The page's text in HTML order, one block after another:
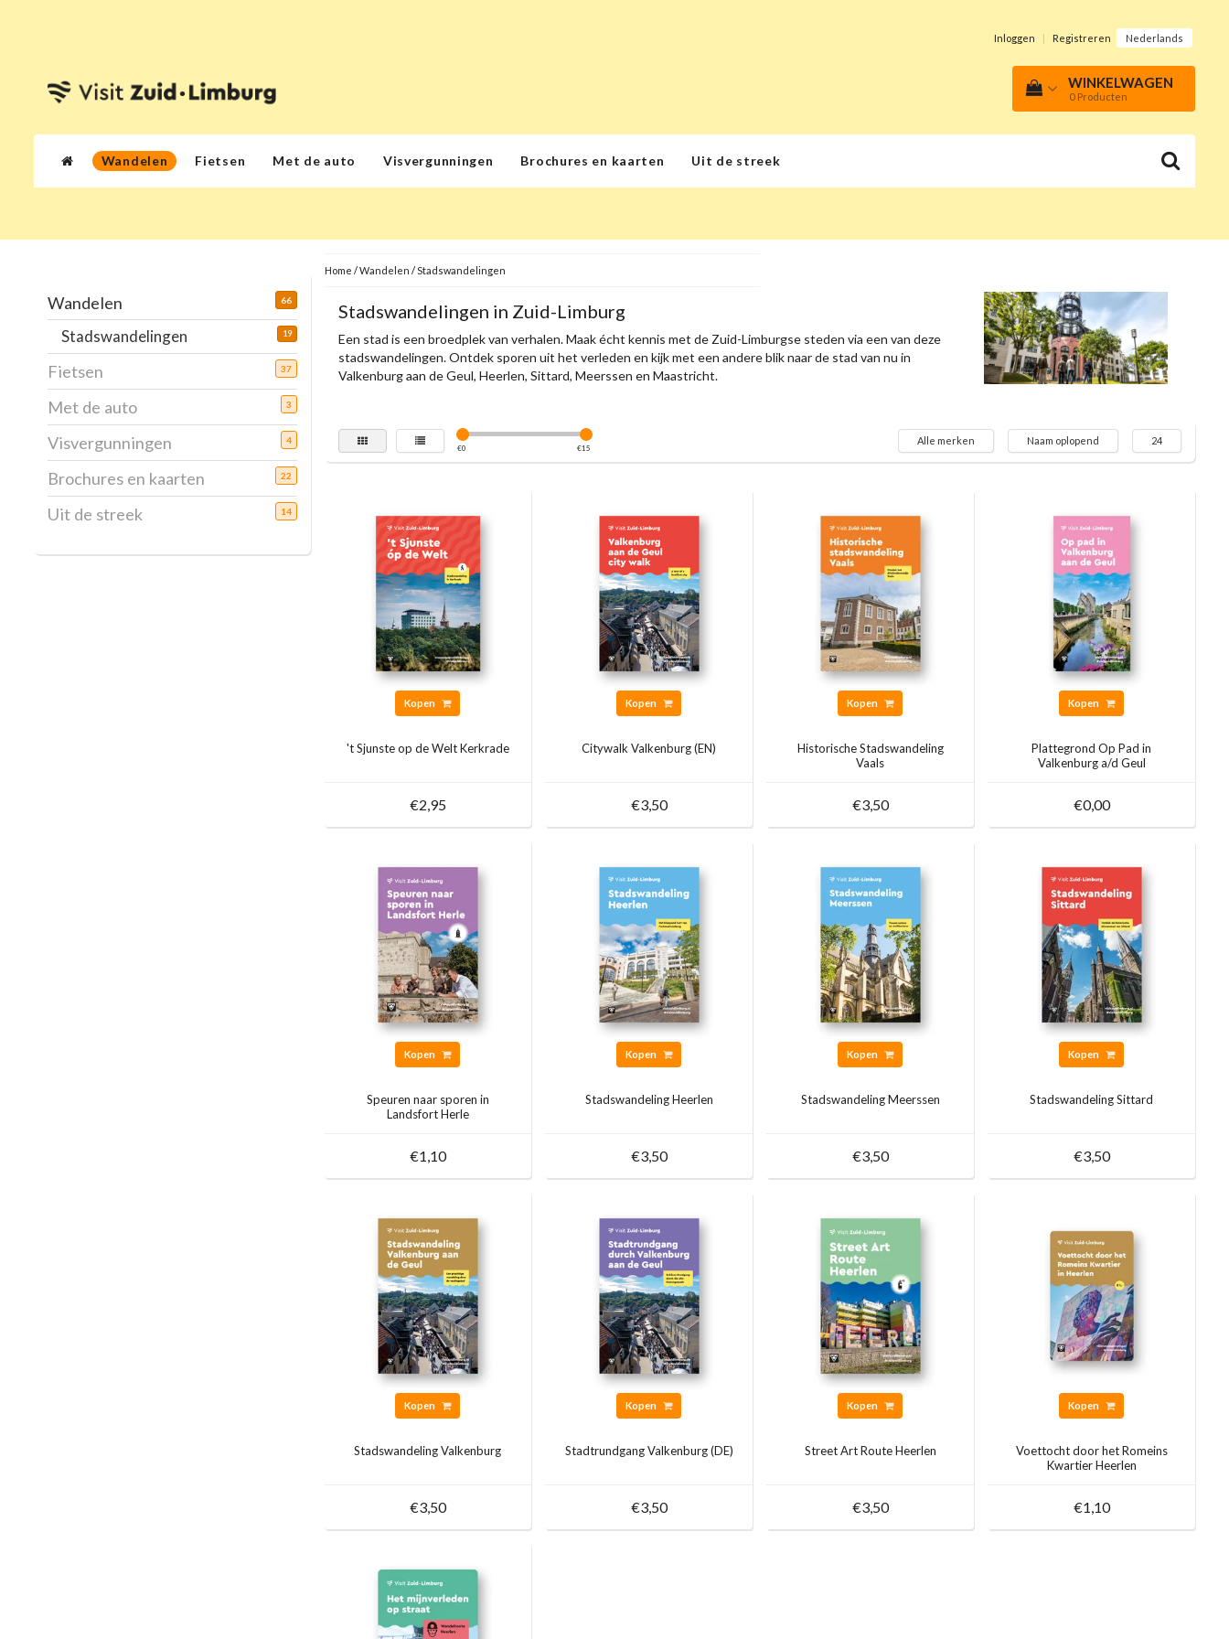
Inloggen | Registreren Nederlands
WINKELWAGEN
0 Producten
Wandelen Fietsen Met de auto Visvergunningen Brochures en kaarten Uit de streek
Wandelen 66
Stadswandelingen 19
Fietsen 37
Met de auto 3
Visvergunningen 4
Brochures en kaarten 22
Uit de streek 14
Home /Wandelen /Stadswandelingen
Stadswandelingen in Zuid-Limburg
Een stad is een broedplek van verhalen. Maak écht kennis met de Zuid-Limburgse steden via een van deze
stadswandelingen. Ontdek sporen uit het verleden en kijk met een andere blik naar de stad van nu in
Valkenburg aan de Geul, Heerlen, Sittard, Meerssen en Maastricht.
€0 €15
Alle merken Naam oplopend 24
Kopen
't Sjunste op de Welt Kerkrade
€2,95
Kopen
Citywalk Valkenburg (EN)
€3,50
Kopen
Historische Stadswandeling
Vaals
€3,50
Kopen
Plattegrond Op Pad in
Valkenburg a/d Geul
€0,00
Kopen
Speuren naar sporen in
Landsfort Herle
€1,10
Kopen
Stadswandeling Heerlen
€3,50
Kopen
Stadswandeling Meerssen
€3,50
Kopen
Stadswandeling Sittard
€3,50
Kopen
Stadswandeling Valkenburg
€3,50
Kopen
Stadtrundgang Valkenburg (DE)
€3,50
Kopen
Street Art Route Heerlen
€3,50
Kopen
Voettocht door het Romeins
Kwartier Heerlen
€1,10